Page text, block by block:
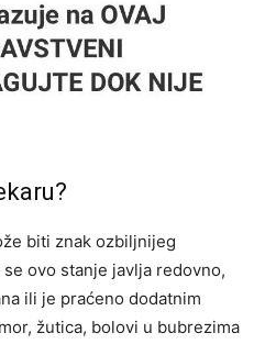
biti znak ozbiljnijeg
ovo stanje javlja redovno,
ili je praćeno dodatnim
žutica, bolovi u bubrezima